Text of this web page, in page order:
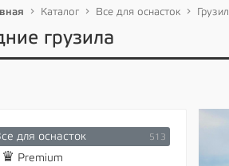
Каталог Все для оснасток
грузила
для оснасток 513
♛ Premium